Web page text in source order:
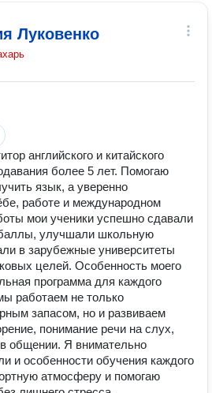
Луковенко
английского и китайского
более 5 лет. Помогаю
язык, а уверенно
работе и международном
мои ученики успешно сдавали
улучшали школьную
в зарубежные университеты
целей. Особенность моего
программа для каждого
работаем не только
запасом, но и развиваем
понимание речи на слух,
общении. Я внимательно
и особенности обучения каждого
атмосферу и помогаю